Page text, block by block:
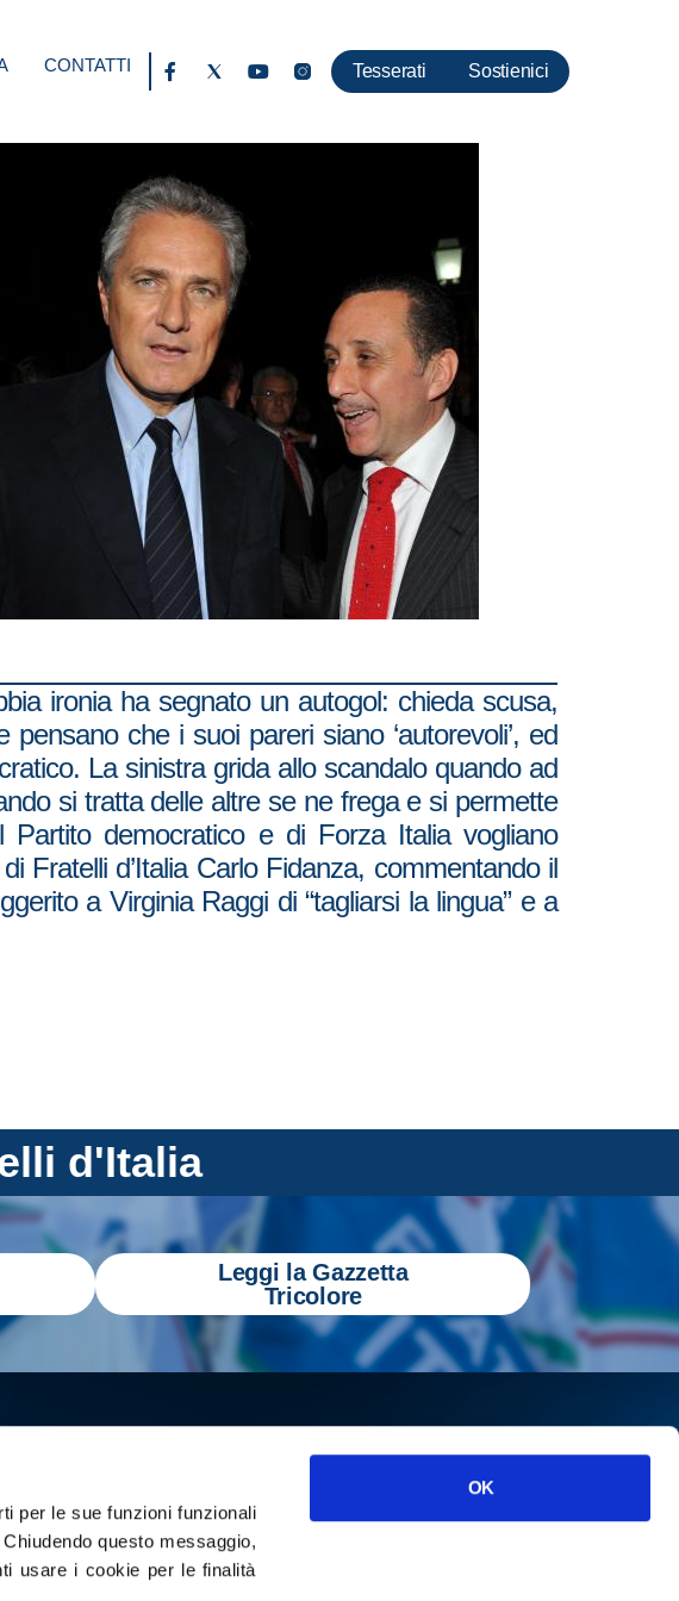
per le sue funzioni funzionali
Chiudendo questo messaggio,
usare i cookie per le finalità
OK
CONTATTI Tesserati Sostienici
ironia ha segnato un autogol: chieda scusa,
che i suoi pareri siano ‘autorevoli’, ed
La sinistra grida allo scandalo quando ad
si tratta delle altre se ne frega e si permette
democratico e di Forza Italia vogliano
Fratelli d’Italia Carlo Fidanza, commentando il
a Virginia Raggi di “tagliarsi la lingua” e a
d'Italia
Leggi la Gazzetta
Tricolore